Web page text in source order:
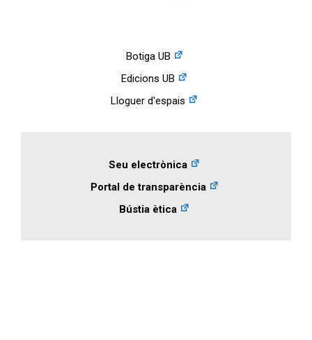
Botiga UB
Edicions UB
Lloguer d'espais
Seu electrònica
Portal de transparència
Bústia ètica